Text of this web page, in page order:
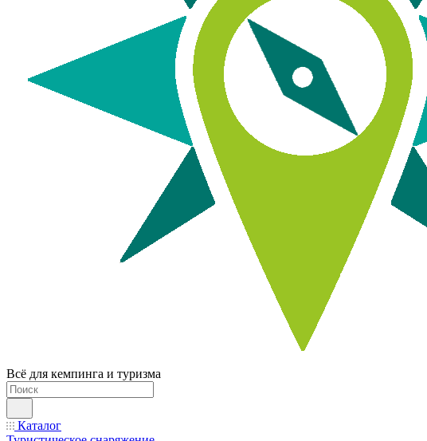
Всё для кемпинга и туризма
Каталог